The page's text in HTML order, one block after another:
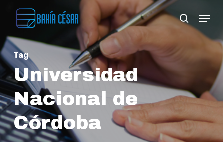
main
content
search
Menu
Tag
Universidad
Nacional de
Córdoba
Close